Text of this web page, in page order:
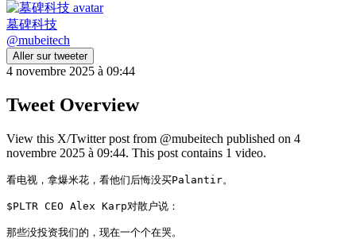
墓碑科技
@mubeitech
Aller sur tweeter
4 novembre 2025 à 09:44
Tweet Overview
View this X/Twitter post from @mubeitech published on 4
novembre 2025 à 09:44. This post contains 1 video.
看电视，拿爆米花，看他们后悔没买Palantir。
$PLTR CEO Alex Karp对散户说：
那些没投资我们的，现在一个个在哭。